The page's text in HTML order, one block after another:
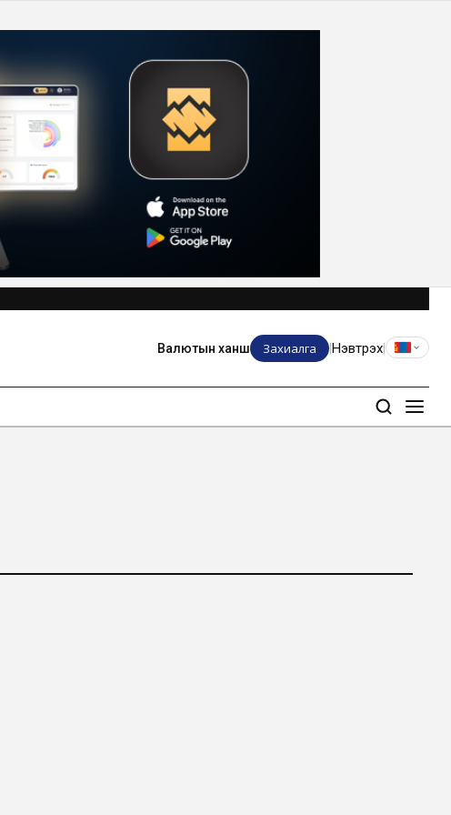
Валютын ханш Захиалга Нэвтрэх